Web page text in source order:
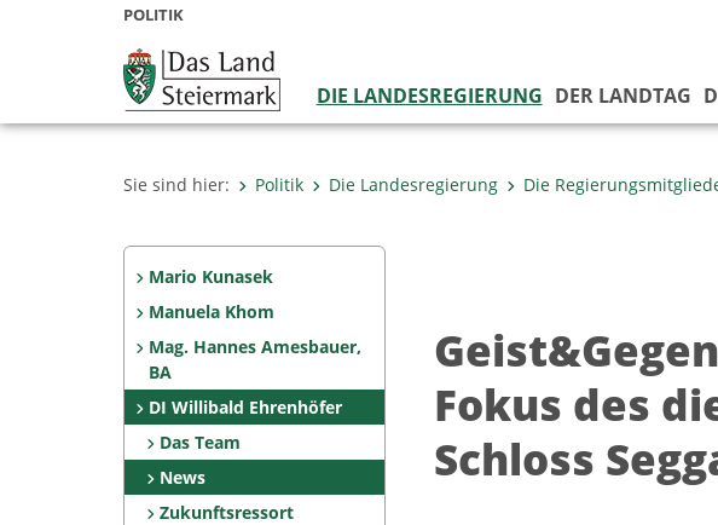
POLITIK
DIE LANDESREGIERUNG DER LANDTAG
Sie sind hier: Politik Die Landesregierung Die
Mario Kunasek
Manuela Khom
Mag. Hannes Amesbauer,
BA
DI Willibald Ehrenhöfer
Das Team
News
Zukunftsressort
Fokus des
Schloss